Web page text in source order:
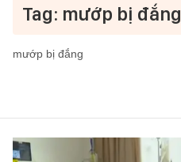
Tag: mướp bị đắng
mướp bị đắng